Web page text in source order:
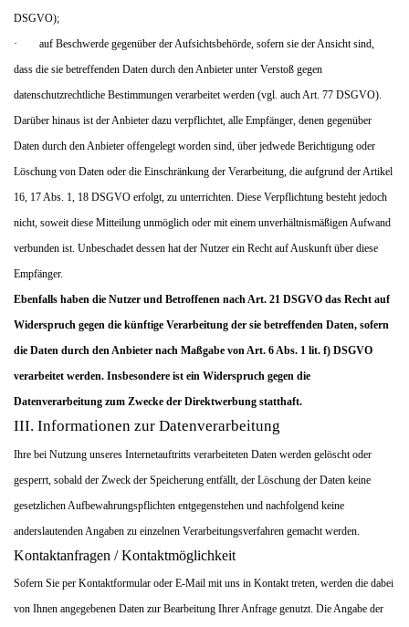
DSGVO);
·
auf Beschwerde gegenüber der Aufsichtsbehörde, sofern sie der Ansicht sind,
dass die sie betreffenden Daten durch den Anbieter unter Verstoß gegen
datenschutzrechtliche Bestimmungen verarbeitet werden (vgl. auch Art. 77 DSGVO).
Darüber hinaus ist der Anbieter dazu verpflichtet, alle Empfänger, denen gegenüber
Daten durch den Anbieter offengelegt worden sind, über jedwede Berichtigung oder
Löschung von Daten oder die Einschränkung der Verarbeitung, die aufgrund der Artikel
16, 17 Abs. 1, 18 DSGVO erfolgt, zu unterrichten. Diese Verpflichtung besteht jedoch
nicht, soweit diese Mitteilung unmöglich oder mit einem unverhältnismäßigen Aufwand
verbunden ist. Unbeschadet dessen hat der Nutzer ein Recht auf Auskunft über diese
Empfänger.
Ebenfalls haben die Nutzer und Betroffenen nach Art. 21 DSGVO das Recht auf
Widerspruch gegen die künftige Verarbeitung der sie betreffenden Daten, sofern
die Daten durch den Anbieter nach Maßgabe von Art. 6 Abs. 1 lit. f) DSGVO
verarbeitet werden. Insbesondere ist ein Widerspruch gegen die
Datenverarbeitung zum Zwecke der Direktwerbung statthaft.
III. Informationen zur Datenverarbeitung
Ihre bei Nutzung unseres Internetauftritts verarbeiteten Daten werden gelöscht oder
gesperrt, sobald der Zweck der Speicherung entfällt, der Löschung der Daten keine
gesetzlichen Aufbewahrungspflichten entgegenstehen und nachfolgend keine
anderslautenden Angaben zu einzelnen Verarbeitungsverfahren gemacht werden.
Kontaktanfragen / Kontaktmöglichkeit
Sofern Sie per Kontaktformular oder E-Mail mit uns in Kontakt treten, werden die dabei
von Ihnen angegebenen Daten zur Bearbeitung Ihrer Anfrage genutzt. Die Angabe der